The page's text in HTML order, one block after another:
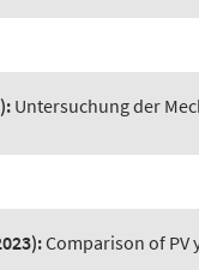
Untersuchung der
Comparison of